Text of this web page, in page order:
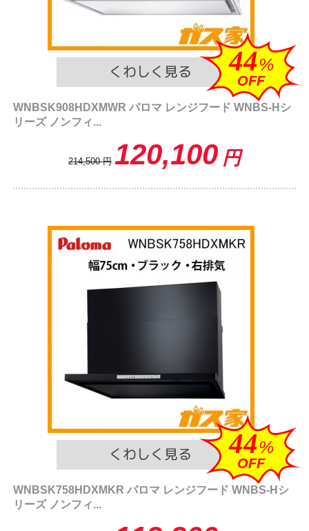
44%
OFF
WNBSK908HDXMWR パロマ レンジフード WNBS-Hシ
リーズ ノンフィ...
214,500 円 120,100 円
44%
OFF
WNBSK758HDXMKR パロマ レンジフード WNBS-Hシ
リーズ ノンフィ...